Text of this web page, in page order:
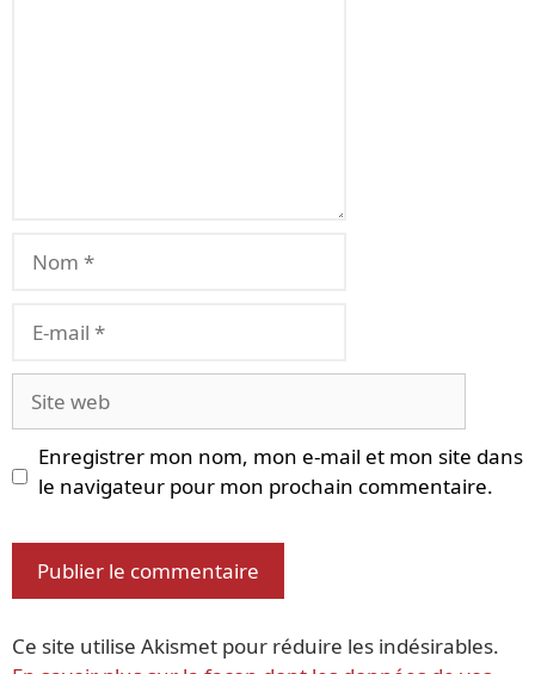
mail
web
Enregistrer mon nom, mon e-mail et mon site dans
le navigateur pour mon prochain commentaire.
Ce site utilise Akismet pour réduire les indésirables.